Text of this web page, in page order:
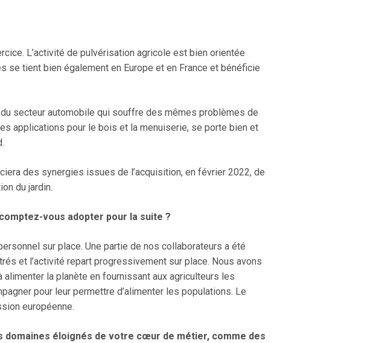
L’activité de pulvérisation agricole est bien orientée
se tient bien également en Europe et en France et bénéficie
secteur automobile qui souffre des mêmes problèmes de
applications pour le bois et la menuiserie, se porte bien et
des synergies issues de l’acquisition, en février 2022, de
du jardin.
vous adopter pour la suite ?
sur place. Une partie de nos collaborateurs a été
et l’activité repart progressivement sur place. Nous avons
la planète en fournissant aux agriculteurs les
pour leur permettre d’alimenter les populations. Le
européenne.
éloignés de votre cœur de métier, comme des